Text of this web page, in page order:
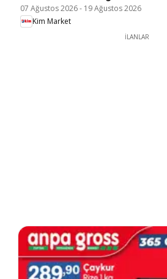
07 Ağustos 2026- 19 Ağustos 2026
Kim Market
İLANLAR